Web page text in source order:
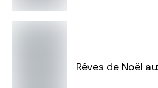
Rêves de Noël